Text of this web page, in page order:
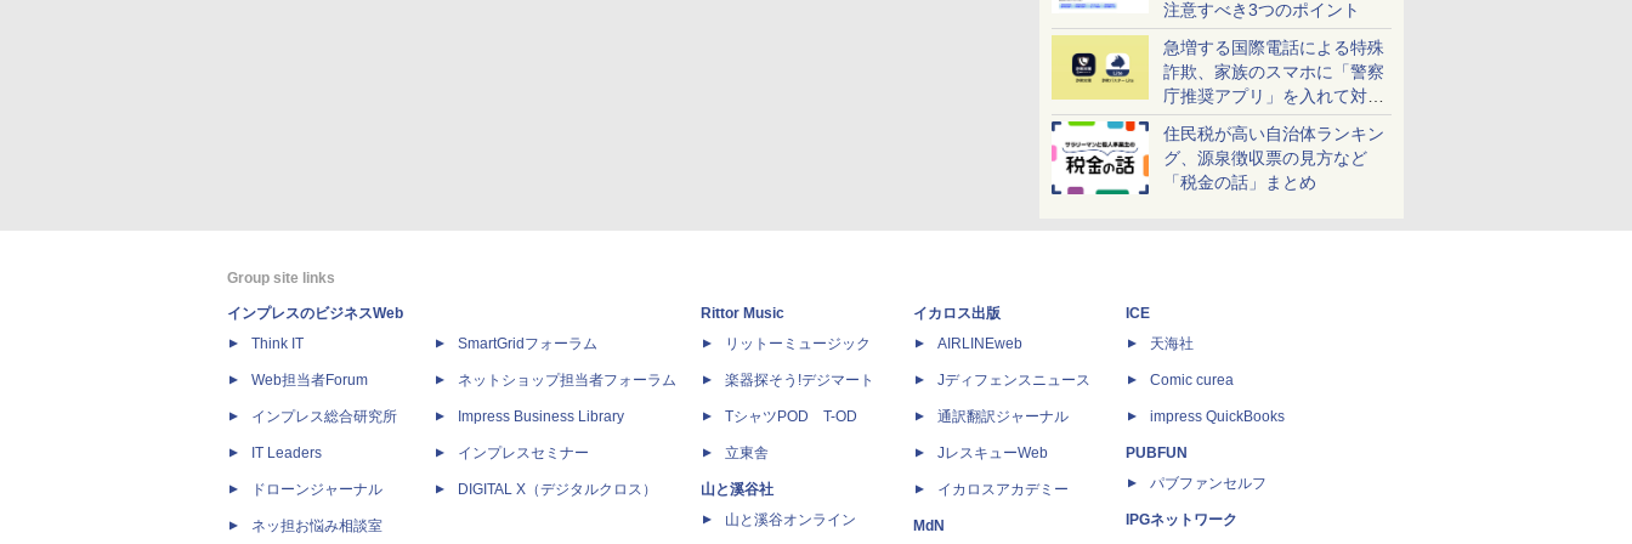
注意すべき3つのポイント
急増する国際電話による特殊
詐欺、家族のスマホに「警察
庁推奨アプリ」を入れて対策
しよう！
住民税が高い自治体ランキン
グ、源泉徴収票の見方など
「税金の話」まとめ
Group site links
インプレスのビジネスWeb
Think IT
Web担当者Forum
インプレス総合研究所
IT Leaders
ドローンジャーナル
ネッ担お悩み相談室
SmartGridフォーラム
ネットショップ担当者フォーラム
Impress Business Library
インプレスセミナー
DIGITAL X（デジタルクロス）
Rittor Music
リットーミュージック
楽器探そう!デジマート
TシャツPOD T-OD
立東舎
山と溪谷社
山と溪谷オンライン
イカロス出版
AIRLINEweb
Jディフェンスニュース
通訳翻訳ジャーナル
JレスキューWeb
イカロスアカデミー
MdN
ICE
天海社
Comic curea
impress QuickBooks
PUBFUN
パブファンセルフ
IPGネットワーク